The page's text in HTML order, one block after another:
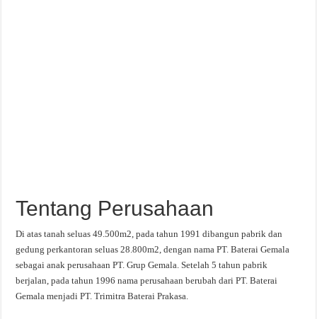
Tentang Perusahaan
Di atas tanah seluas 49.500m2, pada tahun 1991 dibangun pabrik dan
gedung perkantoran seluas 28.800m2, dengan nama PT. Baterai Gemala
sebagai anak perusahaan PT. Grup Gemala. Setelah 5 tahun pabrik
berjalan, pada tahun 1996 nama perusahaan berubah dari PT. Baterai
Gemala menjadi PT. Trimitra Baterai Prakasa.